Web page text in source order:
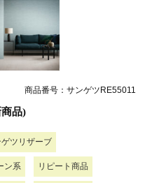
商品番号：サンゲツRE55011
品)
ツリザーブ
ン系 リピート商品